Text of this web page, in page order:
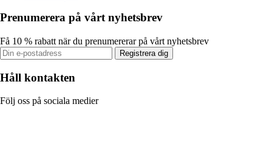
Prenumerera på vårt nyhetsbrev
Få 10 % rabatt när du prenumererar på vårt nyhetsbrev
Registrera dig
Håll kontakten
Följ oss på sociala medier